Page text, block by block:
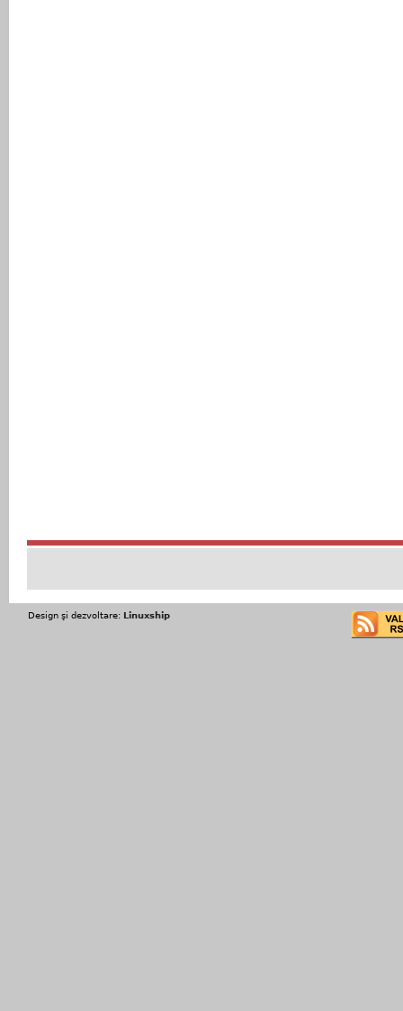
Design şi dezvoltare: Linuxship